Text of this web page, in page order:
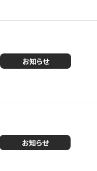
お知らせ
お知らせ